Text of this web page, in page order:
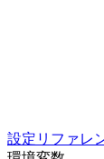
設定リファレ